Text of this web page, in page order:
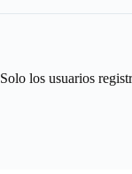
Solo los usuarios